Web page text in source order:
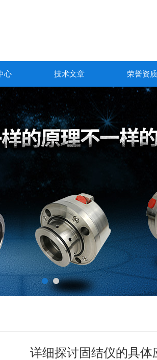
心 技术文章 荣誉资质
详细探讨固结仪的具体